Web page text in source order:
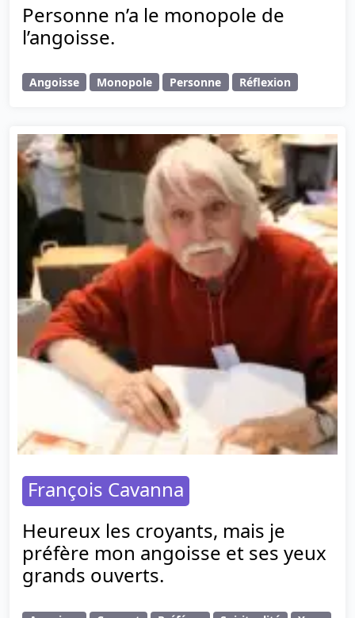
Personne n’a le monopole de
l’angoisse.
Angoisse Monopole Personne Réflexion
François Cavanna
Heureux les croyants, mais je
préfère mon angoisse et ses yeux
grands ouverts.